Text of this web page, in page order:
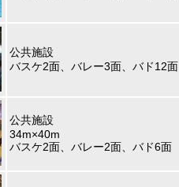
公共施設
バスケ2面、バレー3面、バド12面
公共施設
34m×40m
バスケ2面、バレー2面、バド6面